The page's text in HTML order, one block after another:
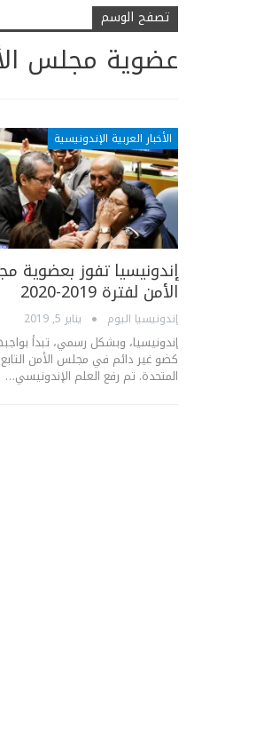
تصفح الوسم
عضوية مجلس
الأخبار العربية الإندونيسية
إندونيسيا تفوز بعضوية
الأمن لفترة 2019-2020
إندونيسيا اليوم يناير 5, 2019
إندونيسيا، وبشكل رسمي، تبدأ
كضو غير دائم في مجلس الأمن
المتحدة. تم رفع العلم الإندونيسي…